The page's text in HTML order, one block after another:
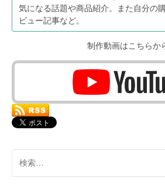
気になる話題や商品紹介。また自分の
ビュー記事など。
制作動画はこちらか
索: